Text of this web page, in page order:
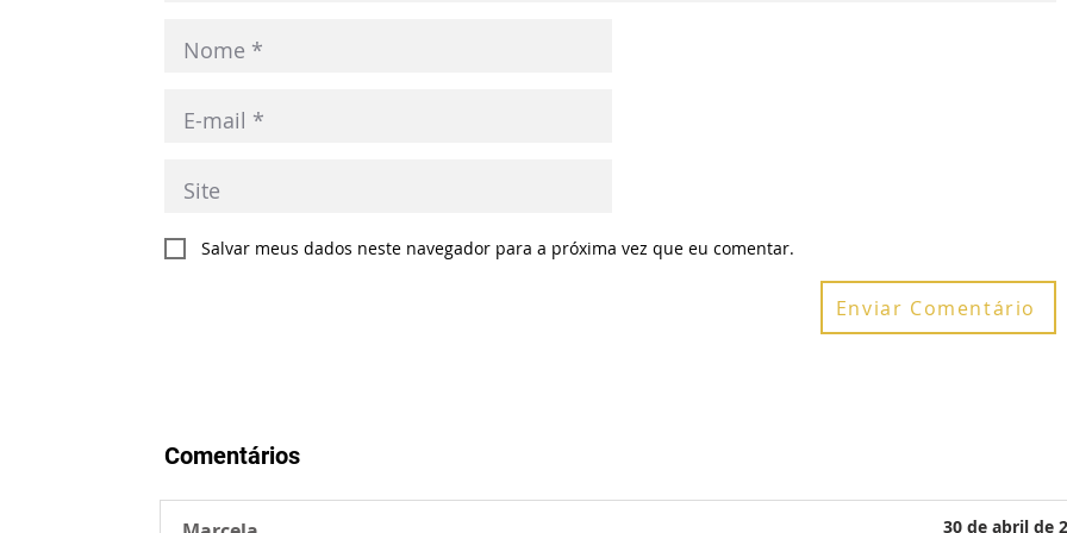
Salvar meus dados neste navegador para a próxima vez que eu comentar.
Enviar Comentário
Comentários
30 de abril de